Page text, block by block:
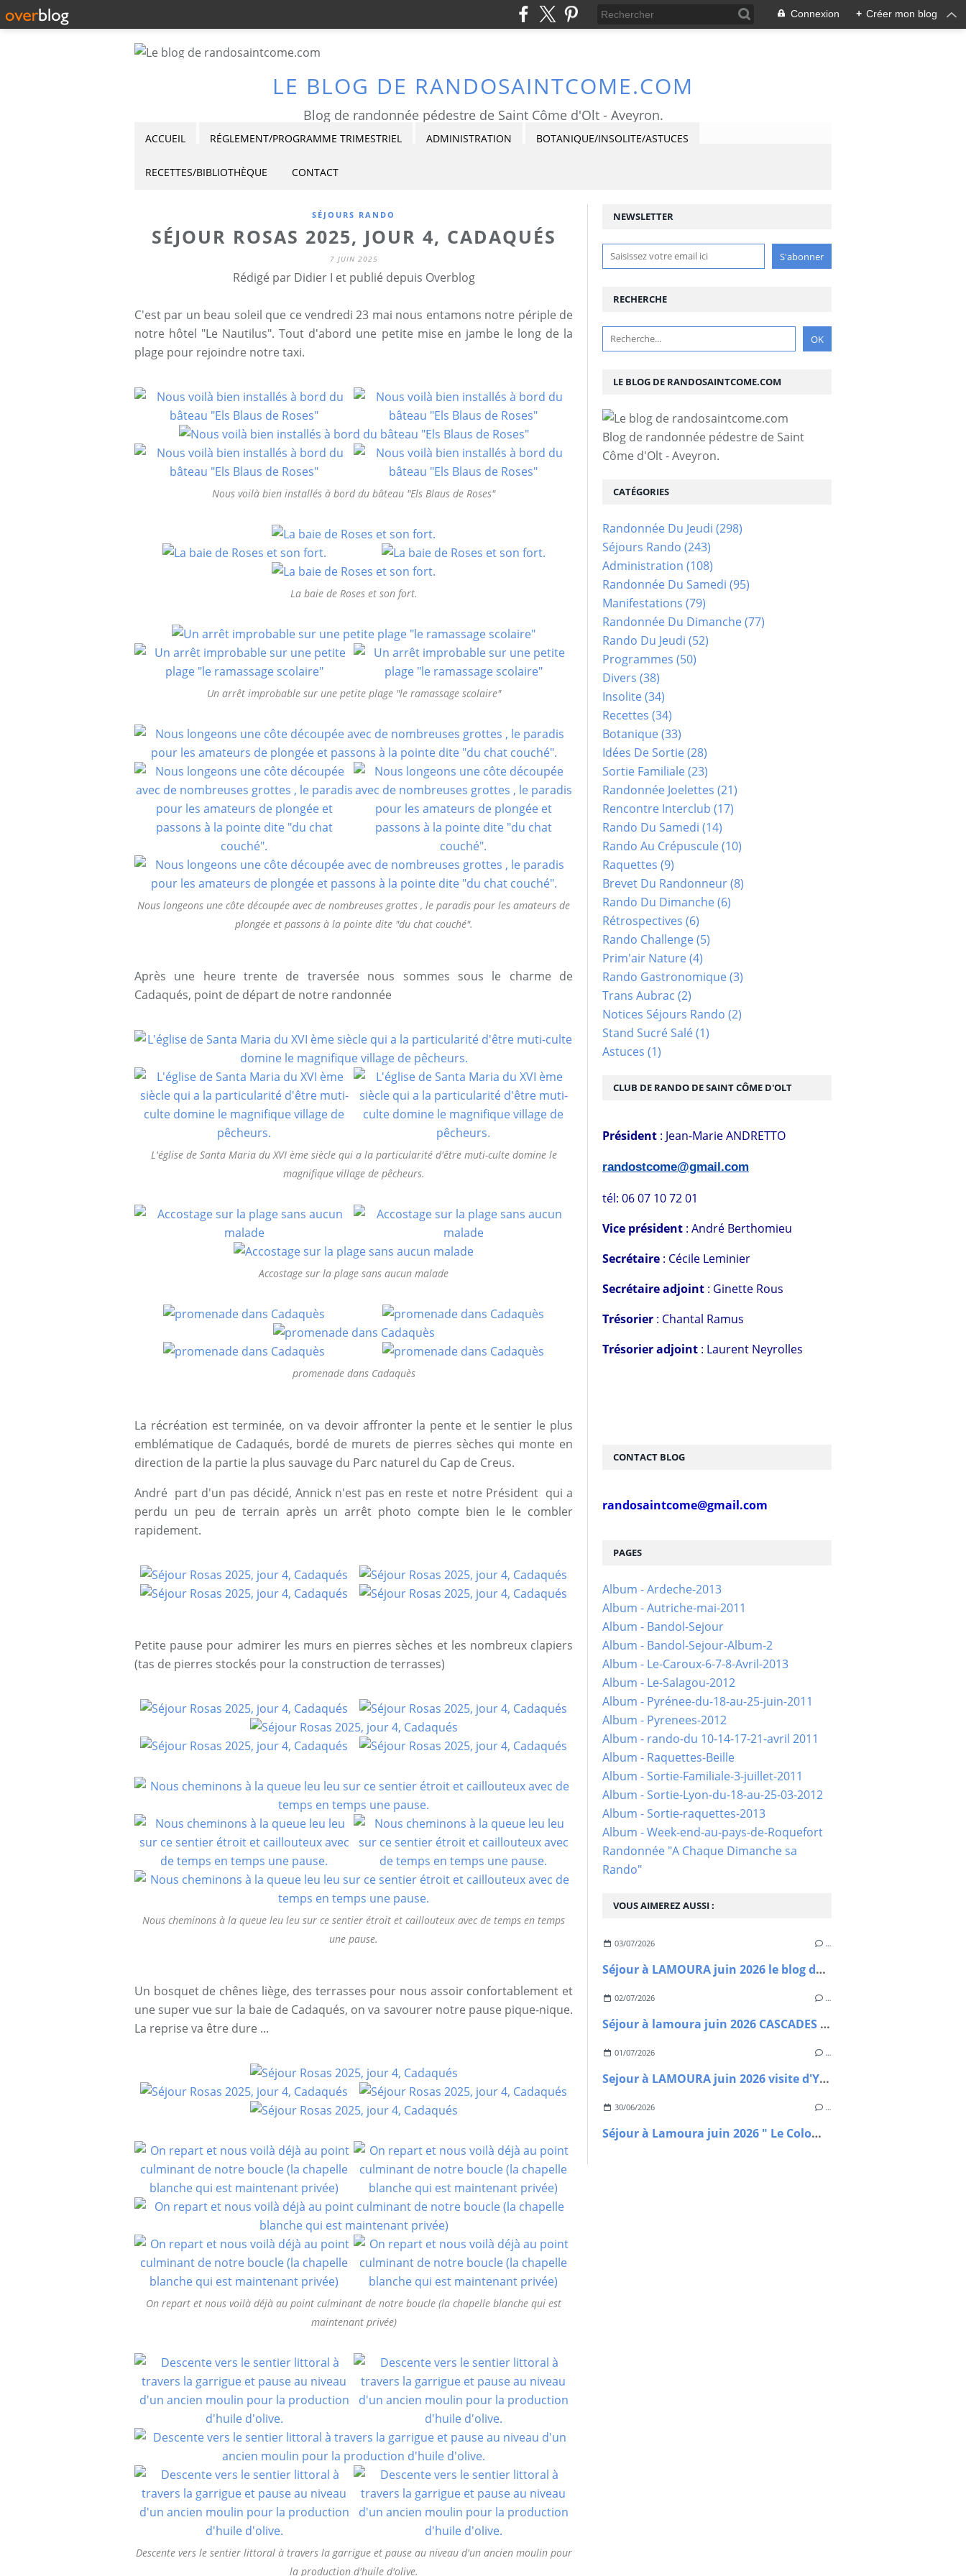
Connexion + Créer mon blog
LE BLOG DE RANDOSAINTCOME.COM
Blog de randonnée pédestre de Saint Côme d'Olt - Aveyron.
ACCUEIL RÉGLEMENT/PROGRAMME TRIMESTRIEL ADMINISTRATION BOTANIQUE/INSOLITE/ASTUCES
RECETTES/BIBLIOTHÈQUE CONTACT
SÉJOURS RANDO
SÉJOUR ROSAS 2025, JOUR 4, CADAQUÉS
7 JUIN 2025
Rédigé par Didier I et publié depuis Overblog
C'est par un beau soleil que ce vendredi 23 mai nous entamons notre périple de
notre hôtel "Le Nautilus". Tout d'abord une petite mise en jambe le long de la
plage pour rejoindre notre taxi.
Nous voilà bien installés à bord du bâteau "Els Blaus de Roses"
La baie de Roses et son fort.
Un arrêt improbable sur une petite plage "le ramassage scolaire"
Nous longeons une côte découpée avec de nombreuses grottes , le paradis pour les amateurs de
plongée et passons à la pointe dite "du chat couché".
Après une heure trente de traversée nous sommes sous le charme de
Cadaqués, point de départ de notre randonnée
L'église de Santa Maria du XVI ème siècle qui a la particularité d'être muti-culte domine le
magnifique village de pêcheurs.
Accostage sur la plage sans aucun malade
promenade dans Cadaquès
La récréation est terminée, on va devoir affronter la pente et le sentier le plus
emblématique de Cadaqués, bordé de murets de pierres sèches qui monte en
direction de la partie la plus sauvage du Parc naturel du Cap de Creus.
André part d'un pas décidé, Annick n'est pas en reste et notre Président qui a
perdu un peu de terrain après un arrêt photo compte bien le le combler
rapidement.
Petite pause pour admirer les murs en pierres sèches et les nombreux clapiers
(tas de pierres stockés pour la construction de terrasses)
Nous cheminons à la queue leu leu sur ce sentier étroit et caillouteux avec de temps en temps
une pause.
Un bosquet de chênes liège, des terrasses pour nous assoir confortablement et
une super vue sur la baie de Cadaqués, on va savourer notre pause pique-nique.
La reprise va être dure ...
On repart et nous voilà déjà au point culminant de notre boucle (la chapelle blanche qui est
maintenant privée)
Descente vers le sentier littoral à travers la garrigue et pause au niveau d'un ancien moulin pour
la production d'huile d'olive.
NEWSLETTER
RECHERCHE
LE BLOG DE RANDOSAINTCOME.COM
Blog de randonnée pédestre de Saint
Côme d'Olt - Aveyron.
VOUS AIMEREZ AUSSI :
03/07/2026 …
Séjour à LAMOURA juin 2026 le blog des Bordelais.
02/07/2026 …
Séjour à lamoura juin 2026 CASCADES DU HERISSON
01/07/2026 …
Sejour à LAMOURA juin 2026 visite d'Yvoire (bonus)
30/06/2026 …
Séjour à Lamoura juin 2026 " Le Colomby de Gex"
PAGES
Album - Ardeche-2013
Album - Autriche-mai-2011
Album - Bandol-Sejour
Album - Bandol-Sejour-Album-2
Album - Le-Caroux-6-7-8-Avril-2013
Album - Le-Salagou-2012
Album - Pyrénee-du-18-au-25-juin-2011
Album - Pyrenees-2012
Album - rando-du 10-14-17-21-avril 2011
Album - Raquettes-Beille
Album - Sortie-Familiale-3-juillet-2011
Album - Sortie-Lyon-du-18-au-25-03-2012
Album - Sortie-raquettes-2013
Album - Week-end-au-pays-de-Roquefort
Randonnée "A Chaque Dimanche sa
Rando"
CATÉGORIES
Randonnée Du Jeudi (298)
Séjours Rando (243)
Administration (108)
Randonnée Du Samedi (95)
Manifestations (79)
Randonnée Du Dimanche(77)
Rando Du Jeudi (52)
Programmes (50)
Divers (38)
Insolite(34)
Recettes (34)
Botanique(33)
Idées De Sortie(28)
Sortie Familiale(23)
Randonnée Joelettes (21)
Rencontre Interclub (17)
Rando Du Samedi (14)
Rando Au Crépuscule(10)
Raquettes (9)
Brevet Du Randonneur(8)
Rando Du Dimanche(6)
Rétrospectives (6)
Rando Challenge(5)
Prim'air Nature(4)
Rando Gastronomique(3)
Trans Aubrac (2)
Notices Séjours Rando (2)
Stand Sucré Salé(1)
Astuces (1)
CLUB DE RANDO DE SAINT CÔME D'OLT
Président : Jean-Marie ANDRETTO
randostcome@gmail.com
tél: 06 07 10 72 01
Vice président : André Berthomieu
Secrétaire : Cécile Leminier
Secrétaire adjoint : Ginette Rous
Trésorier : Chantal Ramus
Trésorier adjoint : Laurent Neyrolles
CONTACT BLOG
randosaintcome@gmail.com